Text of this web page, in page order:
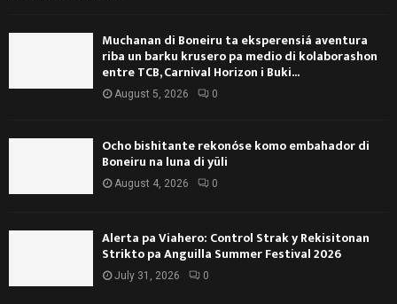
Muchanan di Boneiru ta eksperensiá aventura
riba un barku krusero pa medio di kolaborashon
entre TCB, Carnival Horizon i Buki...
August 5, 2026 0
Ocho bishitante rekonóse komo embahador di
Boneiru na luna di yüli
August 4, 2026 0
Alerta pa Viahero: Control Strak y Rekisitonan
Strikto pa Anguilla Summer Festival 2026
July 31, 2026 0